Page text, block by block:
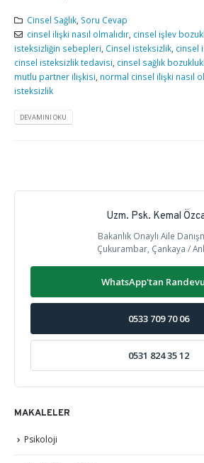
Cinsel Sağlık, Soru Cevap
cinsel ilişki nasıl olmalıdır, cinsel işlev
isteksizliğin sebepleri, Cinsel isteksizlik, cinsel
cinsel isteksizlik tedavisi, cinsel sağlık
mutlu partner ilişkisi, normal cinsel ilişki nasıl
isteksizlik
DEVAMINI OKU
Uzm. Psk. Kemal
Bakanlık Onaylı Aile
Çukurambar, Çankaya /
WhatsApp'tan
0533 709 70 06
0531 824 35 12
MAKALELER
Psikoloji